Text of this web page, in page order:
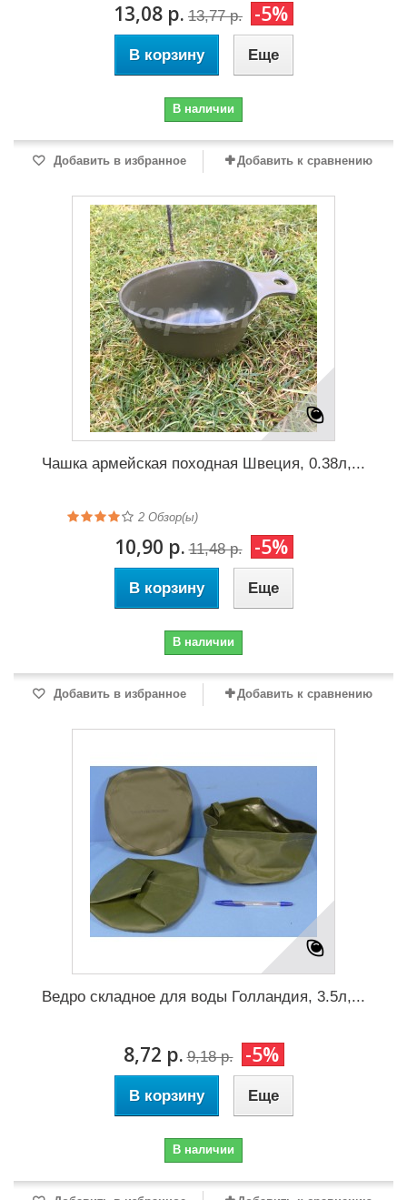
13,08 р. 13,77 р. -5%
В корзину Еще
В наличии
Добавить в избранное Добавить к сравнению
Чашка армейская походная Швеция, 0.38л,...
2 Обзор(ы)
10,90 р. 11,48 р. -5%
В корзину Еще
В наличии
Добавить в избранное Добавить к сравнению
Ведро складное для воды Голландия, 3.5л,...
8,72 р. 9,18 р. -5%
В корзину Еще
В наличии